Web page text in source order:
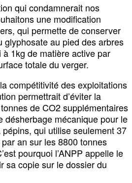
qui condamnerait nos
une modification
qui permette de conserver
glyphosate au pied des arbres
1kg de matière active par
totale du verger.
compétitivité des exploitations
permettrait d’éviter la
de CO2 supplémentaires
désherbage mécanique pour le
qui utilise seulement 37
an sur les 8800 tonnes
pourquoi l’ANPP appelle le
sa copie sur le dossier du